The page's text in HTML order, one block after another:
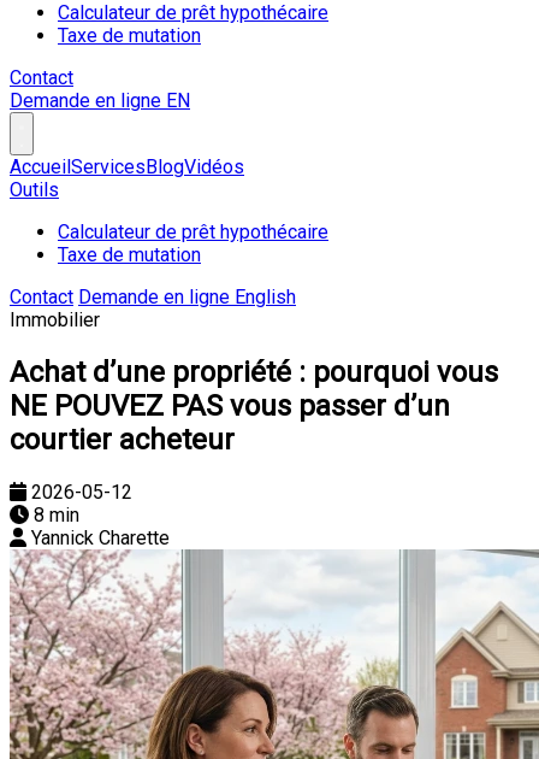
Calculateur de prêt hypothécaire
Taxe de mutation
Contact
Demande en ligne EN
AccueilServicesBlogVidéos
Outils
Calculateur de prêt hypothécaire
Taxe de mutation
Contact Demande en ligne English
Immobilier
Achat d’une propriété : pourquoi vous
NE POUVEZ PAS vous passer d’un
courtier acheteur
2026-05-12
8 min
Yannick Charette